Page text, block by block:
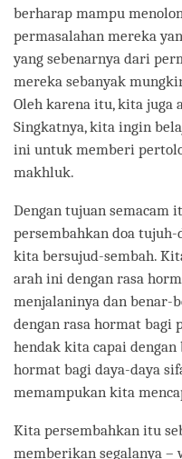
berharap mampu
permasalahan mereka
yang sebenarnya dari
mereka sebanyak
Oleh karena itu, kita juga
Singkatnya, kita ingin
ini untuk memberi
makhluk.
Dengan tujuan semacam
persembahkan doa tujuh-
kita bersujud-sembah.
arah ini dengan rasa
menjalaninya dan benar-
dengan rasa hormat bagi
hendak kita capai dengan
hormat bagi daya-daya
memampukan kita
Kita persembahkan itu
memberikan segalanya